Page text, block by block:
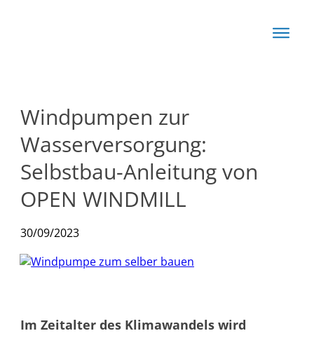
Windpumpen zur
Wasserversorgung:
Selbstbau-Anleitung von
OPEN WINDMILL
30/09/2023
Im Zeitalter des Klimawandels wird